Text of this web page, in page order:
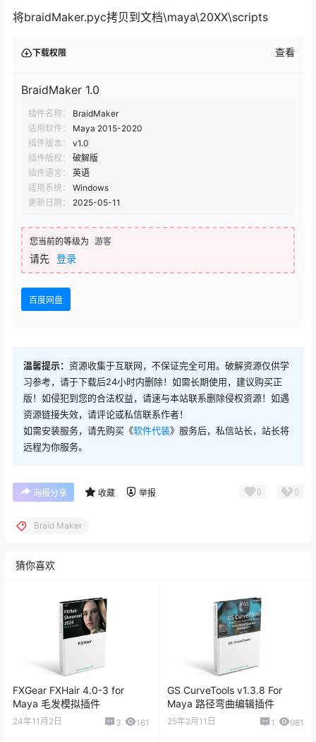
将braidMaker.pyc拷贝到文档\maya\20XX\scripts
下载权限 查看
BraidMaker 1.0
插件名称：
BraidMaker
适用软件：
Maya 2015-2020
插件版本：
v1.0
插件版权：
破解版
插件语言：
英语
适用系统：
Windows
更新日期：
2025-05-11
您当前的等级为 游客
请先 登录
百度网盘
温馨提示： 资源收集于互联网，不保证完全可用。破解资源仅供学
习参考，请于下载后24小时内删除！如需长期使用，建议购买正
版！如侵犯到您的合法权益，请速与本站联系删除侵权资源！如遇
资源链接失效，请评论或私信联系作者！
如需安装服务，请先购买《软件代装》服务后，私信站长，站长将
远程为你服务。
海报分享 收藏 举报 0 0
Braid Maker
猜你喜欢
FXGear FXHair 4.0-3 for
Maya 毛发模拟插件
24年11月2日 3 161
GS CurveTools v1.3.8 For
Maya 路径弯曲编辑插件
25年2月11日 1 981